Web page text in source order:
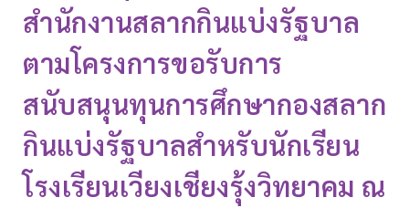
สำนักงานสลากกินแบ่งรัฐบาล
ตามโครงการขอรับการ
สนับสนุนทุนการศึกษากองสลาก
กินแบ่งรัฐบาลสำหรับนักเรียน
โรงเรียนเวียงเชียงรุ้งวิทยาคม ณ